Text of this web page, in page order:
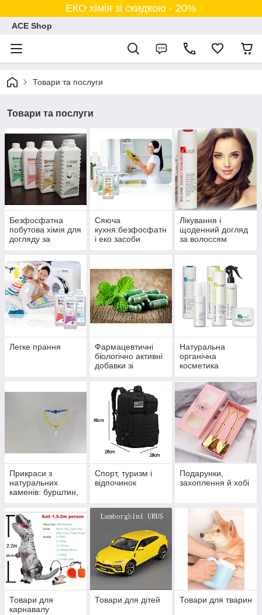
ЕКО хімія зі скидкою - 20%
ACE Shop
Товари та послуги
Товари та послуги
Безфосфатна
побутова хімія для
догляду за
Сяюча
кухня:безфосфатн
і еко засоби
Лікування і
щоденний догляд
за волоссям
Легке прання
Фармацевтичні
біологічно активні
добавки зі
их екстрактів
Натуральна
органічна
косметика
Прикраси з
натуральних
каменів: бурштин,
авантюрин,
вулканічний камінь
Спорт, туризм і
відпочинок
Подарунки,
захоплення й хобі
Товари для
карнавалу
Товари для дітей Товари для тварин